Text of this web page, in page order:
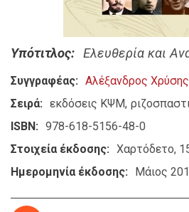
Υπότιτλος Ελευθερία και
Συγγραφέας
Αλέξανδρος Χρύσης
Σειρά
εκδόσεις ΚΨΜ
ISBN
978-618-5156-48-0
Στοιχεία έκδοσης
Χαρτόδετο,
Ημερομηνία έκδοσης
Μάιος